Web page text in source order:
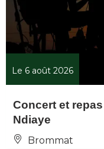
Le 6 août 2026
Concert et
Ndiaye
Brommat